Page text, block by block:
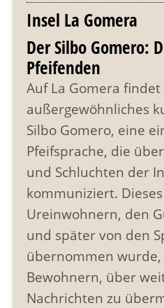
Insel La Gomera
Der Silbo Gomero:
Pfeifenden
Auf La Gomera findet
außergewöhnliches
Silbo Gomero, eine
Pfeifsprache, die
und Schluchten der
kommuniziert.
Ureinwohnern, den
und später von den
übernommen
Bewohnern, über
Nachrichten zu